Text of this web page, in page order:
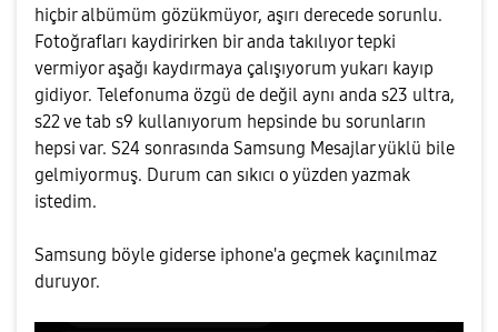
hiçbir albümüm gözükmüyor, aşırı derecede sorunlu.
Fotoğrafları kaydirirken bir anda takılıyor tepki
vermiyor aşağı kaydırmaya çalışıyorum yukarı kayıp
gidiyor. Telefonuma özgü de değil aynı anda s23 ultra,
s22 ve tab s9 kullanıyorum hepsinde bu sorunların
hepsi var. S24 sonrasında Samsung Mesajlar yüklü bile
gelmiyormuş. Durum can sıkıcı o yüzden yazmak
istedim.
Samsung böyle giderse iphone'a geçmek kaçınılmaz
duruyor.